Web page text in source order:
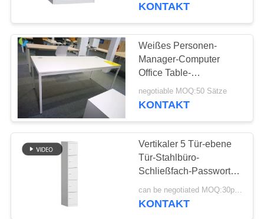
TRETEN
SIE
MIT
UNS
VERBINDUNG
NACHRICHTEN
FORDERN
KONTAKT
Weißes Personen-
Manager-Computer
Office Table-
übersichtliches Design
negotiable MOQ:50 Sätze
KONTAKT
Vertikaler 5 Tür-ebene
Tür-Stahlbüro-
Schließfach-Passwort-
Verschluss
KONTAKT